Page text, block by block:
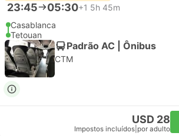
23:45 05:30+1 5h 45m
Casablanca
Tetouan
Padrão AC | Ônibus
CTM
USD 28
Impostos incluídos por adulto